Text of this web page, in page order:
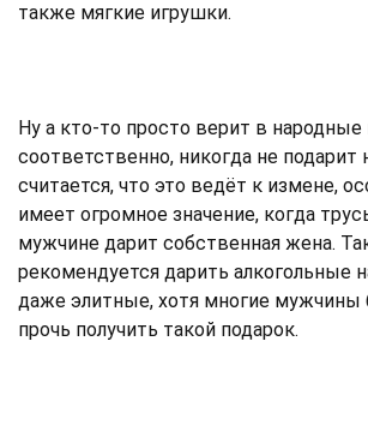
также мягкие игрушки.
Ну а кто-то просто верит в
соответственно, никогда не подарит
считается, что это ведёт к измене,
имеет огромное значение, когда
мужчине дарит собственная жена.
рекомендуется дарить алкогольные
даже элитные, хотя многие
прочь получить такой подарок.